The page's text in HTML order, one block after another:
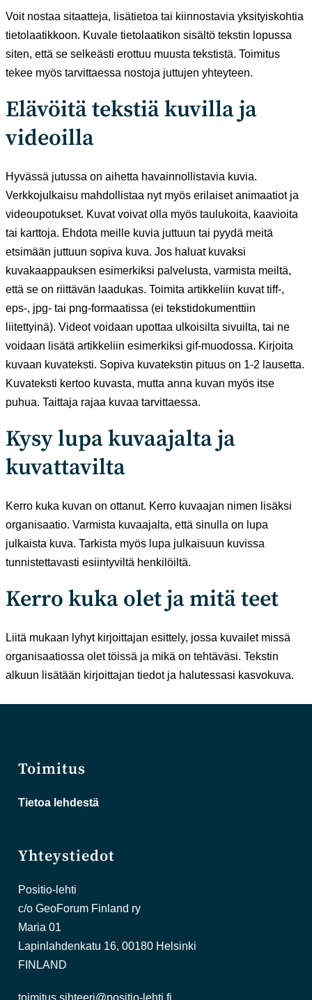
Voit nostaa sitaatteja, lisätietoa tai kiinnostavia yksityiskohtia
tietolaatikkoon. Kuvale tietolaatikon sisältö tekstin lopussa
siten, että se selkeästi erottuu muusta tekstistä. Toimitus
tekee myös tarvittaessa nostoja juttujen yhteyteen.
Elävöitä tekstiä kuvilla ja
videoilla
Hyvässä jutussa on aihetta havainnollistavia kuvia.
Verkkojulkaisu mahdollistaa nyt myös erilaiset animaatiot ja
videoupotukset. Kuvat voivat olla myös taulukoita, kaavioita
tai karttoja. Ehdota meille kuvia juttuun tai pyydä meitä
etsimään juttuun sopiva kuva. Jos haluat kuvaksi
kuvakaappauksen esimerkiksi palvelusta, varmista meiltä,
että se on riittävän laadukas. Toimita artikkeliin kuvat tiff-,
eps-, jpg- tai png-formaatissa (ei tekstidokumenttiin
liitettyinä). Videot voidaan upottaa ulkoisilta sivuilta, tai ne
voidaan lisätä artikkeliin esimerkiksi gif-muodossa. Kirjoita
kuvaan kuvateksti. Sopiva kuvatekstin pituus on 1-2 lausetta.
Kuvateksti kertoo kuvasta, mutta anna kuvan myös itse
puhua. Taittaja rajaa kuvaa tarvittaessa.
Kysy lupa kuvaajalta ja
kuvattavilta
Kerro kuka kuvan on ottanut. Kerro kuvaajan nimen lisäksi
organisaatio. Varmista kuvaajalta, että sinulla on lupa
julkaista kuva. Tarkista myös lupa julkaisuun kuvissa
tunnistettavasti esiintyviltä henkilöiltä.
Kerro kuka olet ja mitä teet
Liitä mukaan lyhyt kirjoittajan esittely, jossa kuvailet missä
organisaatiossa olet töissä ja mikä on tehtäväsi. Tekstin
alkuun lisätään kirjoittajan tiedot ja halutessasi kasvokuva.
Toimitus
Tietoa lehdestä
Yhteystiedot
Positio-lehti
c/o GeoForum Finland ry
Maria 01
Lapinlahdenkatu 16, 00180 Helsinki
FINLAND
toimitus.sihteeri@positio-lehti.fi